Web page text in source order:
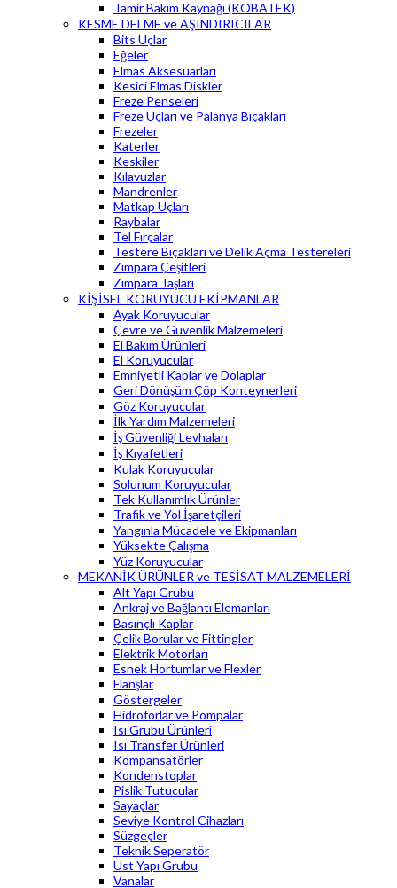
Tamir Bakım Kaynağı (KOBATEK)
KESME DELME ve AŞINDIRICILAR
Bits Uçlar
Eğeler
Elmas Aksesuarları
Kesici Elmas Diskler
Freze Penseleri
Freze Uçları ve Palanya Bıçakları
Frezeler
Katerler
Keskiler
Kılavuzlar
Mandrenler
Matkap Uçları
Raybalar
Tel Fırçalar
Testere Bıçakları ve Delik Açma Testereleri
Zımpara Çeşitleri
Zımpara Taşları
KİŞİSEL KORUYUCU EKİPMANLAR
Ayak Koruyucular
Çevre ve Güvenlik Malzemeleri
El Bakım Ürünleri
El Koruyucular
Emniyetli Kaplar ve Dolaplar
Geri Dönüşüm Çöp Konteynerleri
Göz Koruyucular
İlk Yardım Malzemeleri
İş Güvenliği Levhaları
İş Kıyafetleri
Kulak Koruyucular
Solunum Koruyucular
Tek Kullanımlık Ürünler
Trafik ve Yol İşaretçileri
Yangınla Mücadele ve Ekipmanları
Yüksekte Çalışma
Yüz Koruyucular
MEKANİK ÜRÜNLER ve TESİSAT MALZEMELERİ
Alt Yapı Grubu
Ankraj ve Bağlantı Elemanları
Basınçlı Kaplar
Çelik Borular ve Fittingler
Elektrik Motorları
Esnek Hortumlar ve Flexler
Flanşlar
Göstergeler
Hidroforlar ve Pompalar
Isı Grubu Ürünleri
Isı Transfer Ürünleri
Kompansatörler
Kondenstoplar
Pislik Tutucular
Sayaçlar
Seviye Kontrol Cihazları
Süzgeçler
Teknik Seperatör
Üst Yapı Grubu
Vanalar